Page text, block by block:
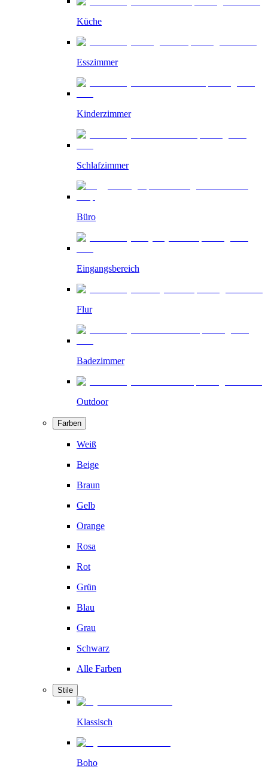
Küche
Esszimmer
Kinderzimmer
Schlafzimmer
Büro
Eingangsbereich
Flur
Badezimmer
Outdoor
Farben
Weiß
Beige
Braun
Gelb
Orange
Rosa
Rot
Grün
Blau
Grau
Schwarz
Alle Farben
Stile
Klassisch
Boho